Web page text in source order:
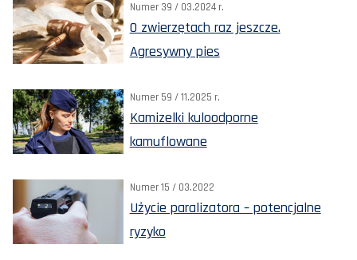
Numer 39 / 03.2024 r.
O zwierzętach raz jeszcze.
Agresywny pies
Numer 59 / 11.2025 r.
Kamizelki kuloodporne
kamuflowane
Numer 15 / 03.2022
Użycie paralizatora – potencjalne
ryzyko